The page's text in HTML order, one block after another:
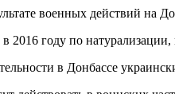
военных действий на
году по натурализации,
в Донбассе